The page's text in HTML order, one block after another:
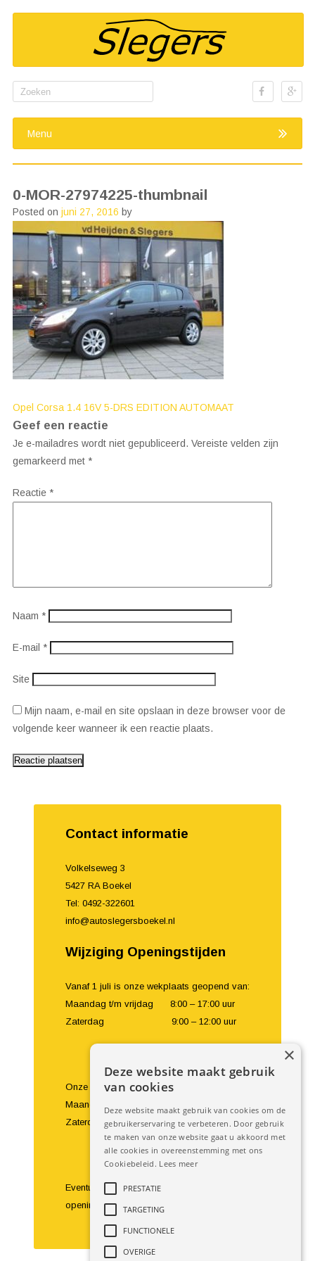
Search
Menu
0-MOR-27974225-thumbnail
Posted on juni 27, 2016 by
Bericht
navigatie
Opel Corsa 1.4 16V 5-DRS EDITION AUTOMAAT
Geef een reactie
Je e-mailadres wordt niet gepubliceerd. Vereiste velden zijn
gemarkeerd met *
Reactie *
Naam *
E-mail *
Site
Mijn naam, e-mail en site opslaan in deze browser voor de
volgende keer wanneer ik een reactie plaats.
Contact informatie
Volkelseweg 3
5427 RA Boekel
Tel: 0492-322601
info@autoslegersboekel.nl
Wijziging Openingstijden
Vanaf 1 juli is onze wekplaats geopend van:
Maandag t/m vrijdag 8:00 – 17:00 uur
Zaterdag 9:00 – 12:00 uur
Onze showroom en balie zijn geopend van:
Maandag t/m vrijdag 8:00 – 18:00 uur
Zaterdag 9:00 – 16:00 uur
Eventuele bezoeken buiten de
openingstijden om zijn te bespreken.
Deze website maakt gebruik
van cookies
Deze website maakt gebruik van cookies om de
gebruikerservaring te verbeteren. Door gebruik
te maken van onze website gaat u akkoord met
alle cookies in overeenstemming met ons
Cookiebeleid. Lees meer
PRESTATIE
TARGETING
FUNCTIONELE
OVERIGE
×